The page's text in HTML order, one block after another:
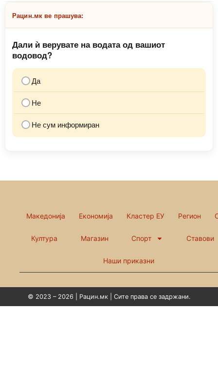
Рацин.мк ве прашува:
Дали ѝ верувате на водата од вашиот
водовод?
Да
Не
Не сум информиран
Македонија Економија Кластер ЕУ Регион
Култура Магазин Спорт Ставови
Наши приказни
© 2023 – 2026 | Рацин.мк | Сите права се задржани.